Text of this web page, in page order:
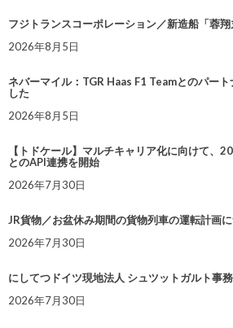
フジトランスコーポレーション／新造船「蓉
2026年8月5日
ネバーマイル：TGR Haas F1 Teamとのパー
した
2026年8月5日
【トドケール】マルチキャリア化に向けて、
とのAPI連携を開始
2026年7月30日
JR貨物／お盆休み期間の貨物列車の運転計画
2026年7月30日
にしてつドイツ現地法人 シュツットガルト事
2026年7月30日